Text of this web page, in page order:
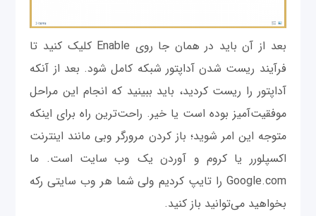
بعد از آن باید در همان جا روی Enable کلیک کنید تا
فرآیند ریست شدن آداپتور شبکه کامل شود. بعد از آنکه
آداپتور را ریست کردید، باید ببینید که انجام این مراحل
موفقیت‌آمیز بوده است یا خیر. راحت‌ترین راه برای اینکه
متوجه این امر شوید؛ باز کردن مرورگر وبی مانند اینترنت
اکسپلورر یا کروم و آوردن یک وب سایت است. ما
Google.com را تایپ کردیم ولی شما هر وب سایتی رکه
بخواهید می‌توانید باز کنید.